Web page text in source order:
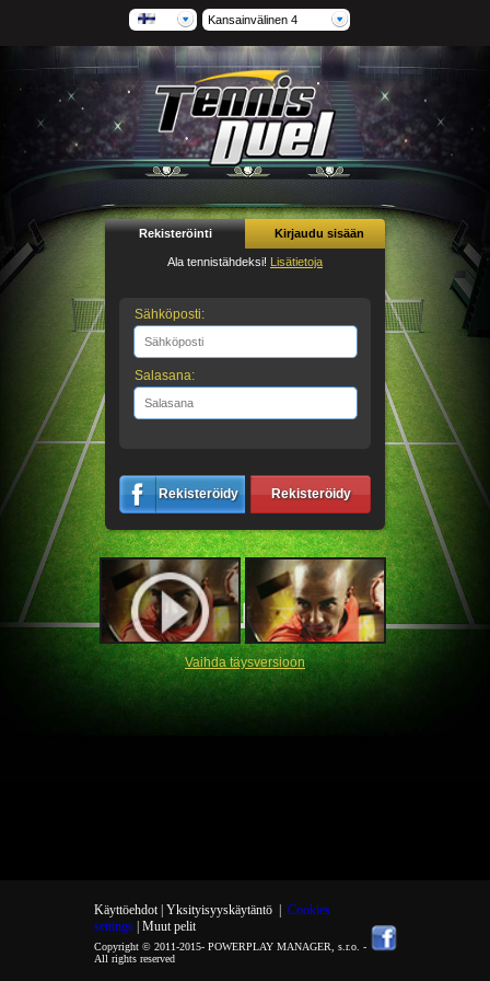
Kansainvälinen 4
Rekisteröinti Kirjaudu sisään
Ala tennistähdeksi! Lisätietoja
Sähköposti:
Salasana:
Rekisteröidy Rekisteröidy
Vaihda täysversioon
Käyttöehdot | Yksityisyyskäytäntö| Cookies
settings
| Muut pelit
Copyright © 2011-2015- POWERPLAY MANAGER, s.r.o. -
All rights reserved